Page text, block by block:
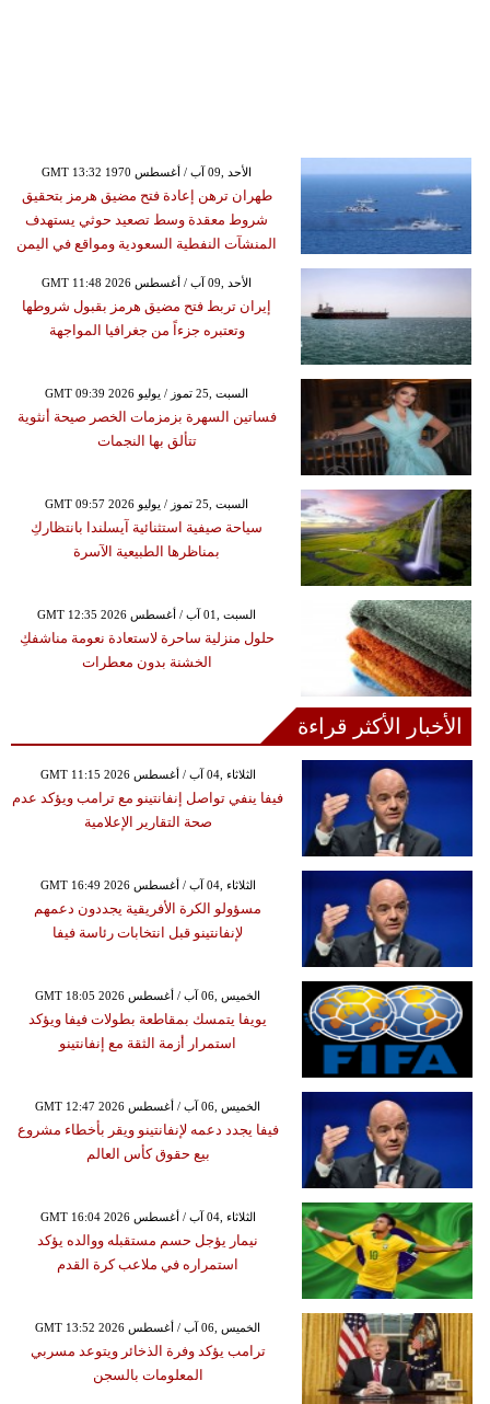
GMT 13:32 1970 الأحد ,09 آب / أغسطس
طهران ترهن إعادة فتح مضيق هرمز بتحقيق
شروط معقدة وسط تصعيد حوثي يستهدف
المنشآت النفطية السعودية ومواقع في اليمن
GMT 11:48 2026 الأحد ,09 آب / أغسطس
إيران تربط فتح مضيق هرمز بقبول شروطها
وتعتبره جزءاً من جغرافيا المواجهة
GMT 09:39 2026 السبت ,25 تموز / يوليو
فساتين السهرة بزمزمات الخصر صيحة أنثوية
تتألق بها النجمات
GMT 09:57 2026 السبت ,25 تموز / يوليو
سياحة صيفية استثنائية آيسلندا بانتظاركِ
بمناظرها الطبيعية الآسرة
GMT 12:35 2026 السبت ,01 آب / أغسطس
حلول منزلية ساحرة لاستعادة نعومة مناشفكِ
الخشنة بدون معطرات
الأخبار الأكثر قراءة
GMT 11:15 2026 الثلاثاء ,04 آب / أغسطس
فيفا ينفي تواصل إنفانتينو مع ترامب ويؤكد عدم
صحة التقارير الإعلامية
GMT 16:49 2026 الثلاثاء ,04 آب / أغسطس
مسؤولو الكرة الأفريقية يجددون دعمهم
لإنفانتينو قبل انتخابات رئاسة فيفا
GMT 18:05 2026 الخميس ,06 آب / أغسطس
يويفا يتمسك بمقاطعة بطولات فيفا ويؤكد
استمرار أزمة الثقة مع إنفانتينو
GMT 12:47 2026 الخميس ,06 آب / أغسطس
فيفا يجدد دعمه لإنفانتينو ويقر بأخطاء مشروع
بيع حقوق كأس العالم
GMT 16:04 2026 الثلاثاء ,04 آب / أغسطس
نيمار يؤجل حسم مستقبله ووالده يؤكد
استمراره في ملاعب كرة القدم
GMT 13:52 2026 الخميس ,06 آب / أغسطس
ترامب يؤكد وفرة الذخائر ويتوعد مسربي
المعلومات بالسجن